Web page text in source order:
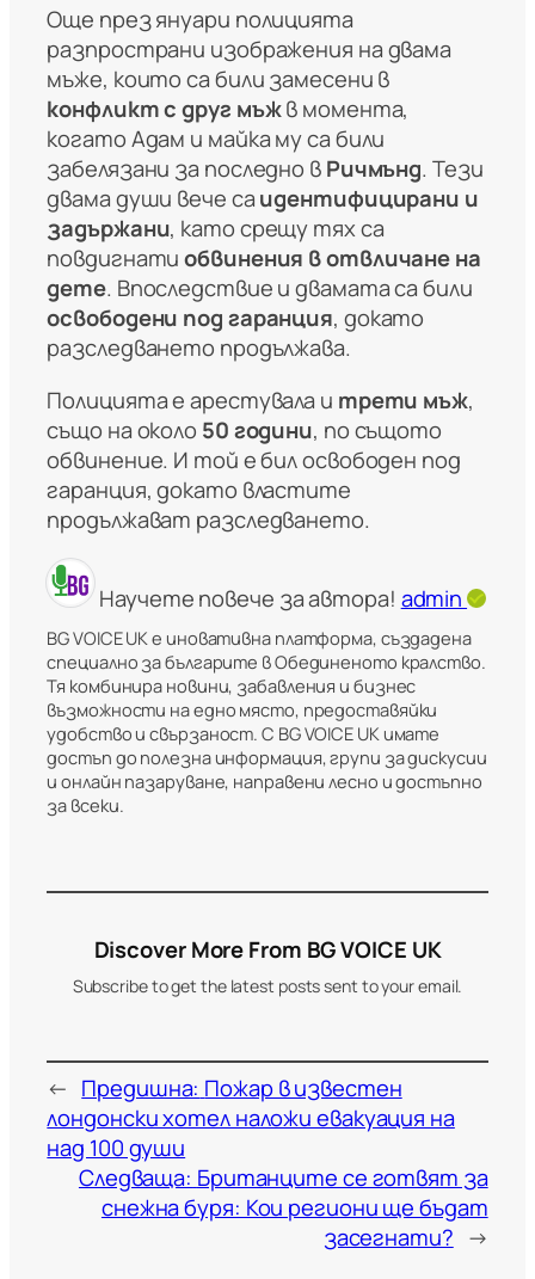
Още през януари полицията
разпространи изображения на двама
мъже, които са били замесени в
конфликт с друг мъжв момента,
когато Адам и майка му са били
забелязани за последно вРичмънд. Тези
двама души вече саидентифицирани и
задържани, като срещу тях са
повдигнатиобвинения в отвличане на
дете. Впоследствие и двамата са били
освободени под гаранция, докато
разследването продължава.
Полицията е арестувала и трети мъж,
също на около 50 години, по същото
обвинение. И той е бил освободен под
гаранция, докато властите
продължават разследването.
Научете повече за автора! admin
BG VOICE UK е иновативна платформа, създадена
специално за българите в Обединеното кралство.
Тя комбинира новини, забавления и бизнес
възможности на едно място, предоставяйки
удобство и свързаност. С BG VOICE UK имате
достъп до полезна информация, групи за дискусии
и онлайн пазаруване, направени лесно и достъпно
за всеки.
Discover More From BG VOICE UK
Subscribe to get the latest posts sent to your email.
← Предишна: Пожар в известен
лондонски хотел наложи евакуация на
над 100 души
Следваща: Британците се готвят за
снежна буря: Кои региони ще бъдат
засегнати? →